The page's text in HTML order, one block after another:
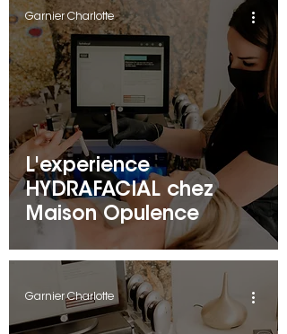
L'experience
HYDRAFACIAL chez
Maison Opulence
Garnier Charlotte
Garnier Charlotte